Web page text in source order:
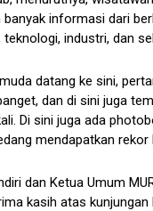
informasi dari
industri, dan
datang ke sini,
dan di sini juga
Di sini juga ada
mendapatkan rekor
dan Ketua Umum
kasih atas kunjungan